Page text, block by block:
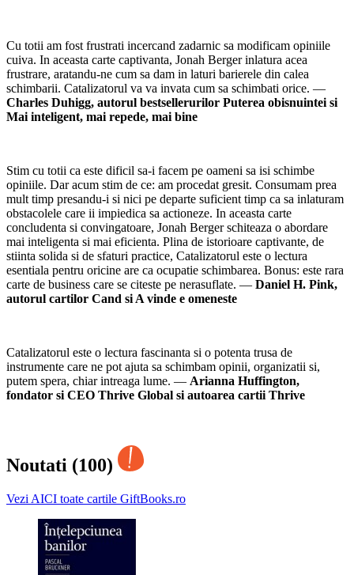
Cu totii am fost frustrati incercand zadarnic sa modificam opiniile
cuiva. In aceasta carte captivanta, Jonah Berger inlatura acea
frustrare, aratandu-ne cum sa dam in laturi barierele din calea
schimbarii. Catalizatorul va va invata cum sa schimbati orice. —
Charles Duhigg, autorul bestsellerurilor Puterea obisnuintei si
Mai inteligent, mai repede, mai bine
Stim cu totii ca este dificil sa-i facem pe oameni sa isi schimbe
opiniile. Dar acum stim de ce: am procedat gresit. Consumam prea
mult timp presandu-i si nici pe departe suficient timp ca sa inlaturam
obstacolele care ii impiedica sa actioneze. In aceasta carte
concludenta si convingatoare, Jonah Berger schiteaza o abordare
mai inteligenta si mai eficienta. Plina de istorioare captivante, de
stiinta solida si de sfaturi practice, Catalizatorul este o lectura
esentiala pentru oricine are ca ocupatie schimbarea. Bonus: este rara
carte de business care se citeste pe nerasuflate. — Daniel H. Pink,
autorul cartilor Cand si A vinde e omeneste
Catalizatorul este o lectura fascinanta si o potenta trusa de
instrumente care ne pot ajuta sa schimbam opinii, organizatii si,
putem spera, chiar intreaga lume. — Arianna Huffington,
fondator si CEO Thrive Global si autoarea cartii Thrive
Noutati (100)
Vezi AICI toate cartile GiftBooks.ro